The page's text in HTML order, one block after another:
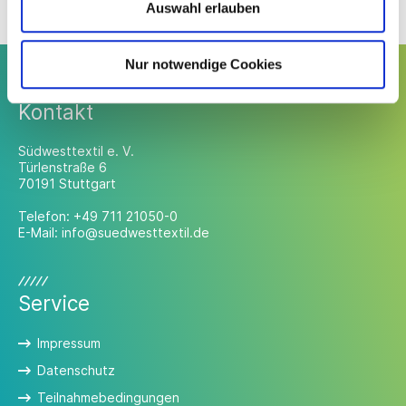
Auswahl erlauben
Nur notwendige Cookies
Kontakt
Südwesttextil e. V.
Türlenstraße 6
70191 Stuttgart
Telefon: +49 711 21050-0
E-Mail: info@suedwesttextil.de
Service
Impressum
Datenschutz
Teilnahmebedingungen